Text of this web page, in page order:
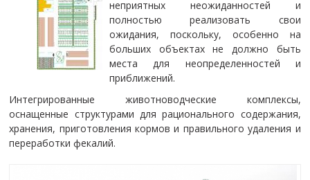
неприятных неожиданностей и
полностью реализовать свои
ожидания, поскольку, особенно на
больших объектах не должно быть
места для неопределенностей и
приближений.
Интегрированные животноводческие комплексы,
оснащенные структурами для рационального содержания,
хранения, приготовления кормов и правильного удаления и
переработки фекалий.